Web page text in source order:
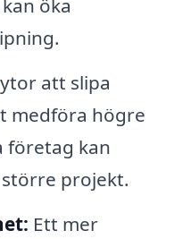
öka
att slipa
medföra högre
företag kan
projekt.
Ett mer